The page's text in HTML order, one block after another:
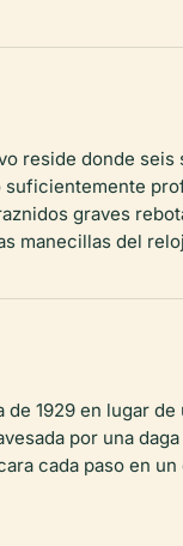
reside donde
graves
manecillas del
1929 en lugar de
por una
cada paso en